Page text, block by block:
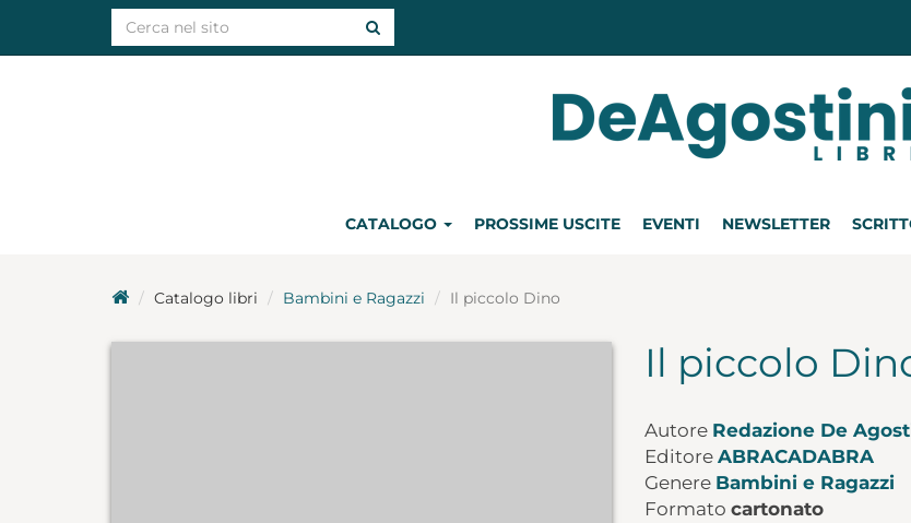
CATALOGO PROSSIME USCITE EVENTI NEWSLETTER
Catalogo libri Bambini e Ragazzi Il piccolo Dino
Il piccolo
Autore Redazione De
Editore ABRACADABRA
Genere Bambini e Ragazzi
Formato cartonato